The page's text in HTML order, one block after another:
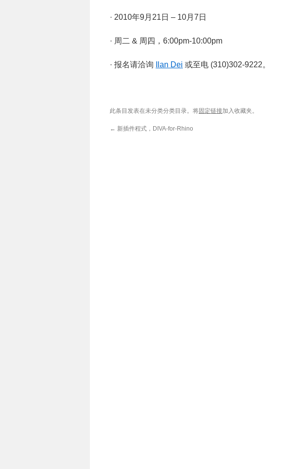
· 2010年9月21日 – 10月7日
· 周二 & 周四，6:00pm-10:00pm
· 报名请洽询 Ilan Dei 或至电 (310)302-9222。
此条目发表在未分类分类目录。将固定链接加入收藏夹。
← 新插件程式，DIVA-for-Rhino